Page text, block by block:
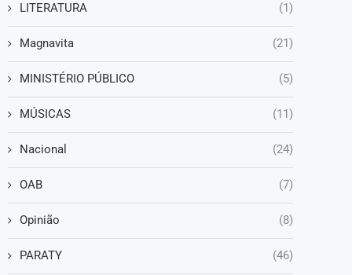
LITERATURA (1)
Magnavita (21)
MINISTÉRIO PÚBLICO (5)
MÚSICAS (11)
Nacional (24)
OAB (7)
Opinião (8)
PARATY (46)